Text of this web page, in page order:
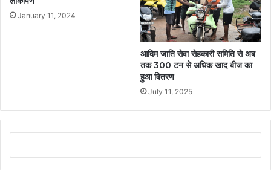
January 11, 2024
आदिम जाति सेवा सेहकारी समिति से अब
तक 300 टन से अधिक खाद बीज का
हुआ वितरण
July 11, 2025